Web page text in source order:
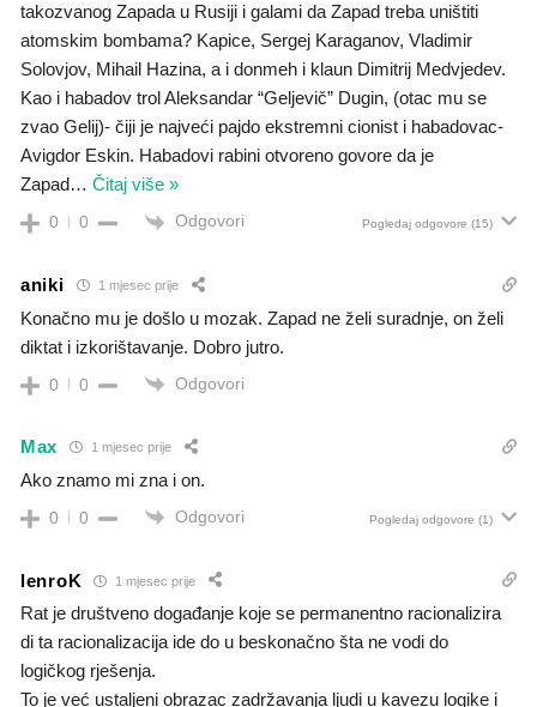
takozvanog Zapada u Rusiji i galami da Zapad treba uništiti
atomskim bombama? Kapice, Sergej Karaganov, Vladimir
Solovjov, Mihail Hazina, a i donmeh i klaun Dimitrij Medvjedev.
Kao i habadov trol Aleksandar “Geljevič” Dugin, (otac mu se
zvao Gelij)- čiji je najveći pajdo ekstremni cionist i habadovac-
Avigdor Eskin. Habadovi rabini otvoreno govore da je
Zapad… Čitaj više »
0 0 Odgovori Pogledaj odgovore (15)
aniki 1 mjesec prije
Konačno mu je došlo u mozak. Zapad ne želi suradnje, on želi
diktat i izkorištavanje. Dobro jutro.
0 0 Odgovori
Max 1 mjesec prije
Ako znamo mi zna i on.
0 0 Odgovori Pogledaj odgovore (1)
lenroK 1 mjesec prije
Rat je društveno događanje koje se permanentno racionalizira
di ta racionalizacija ide do u beskonačno šta ne vodi do
logičkog rješenja.
To je već ustaljeni obrazac zadržavanja ljudi u kavezu logike i